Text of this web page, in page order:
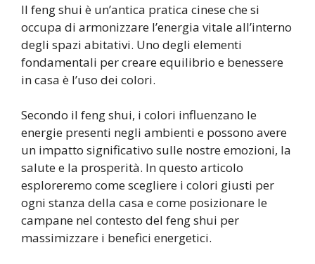
Il feng shui è un’antica pratica cinese che si
occupa di armonizzare l’energia vitale all’interno
degli spazi abitativi. Uno degli elementi
fondamentali per creare equilibrio e benessere
in casa è l’uso dei colori.
Secondo il feng shui, i colori influenzano le
energie presenti negli ambienti e possono avere
un impatto significativo sulle nostre emozioni, la
salute e la prosperità. In questo articolo
esploreremo come scegliere i colori giusti per
ogni stanza della casa e come posizionare le
campane nel contesto del feng shui per
massimizzare i benefici energetici.